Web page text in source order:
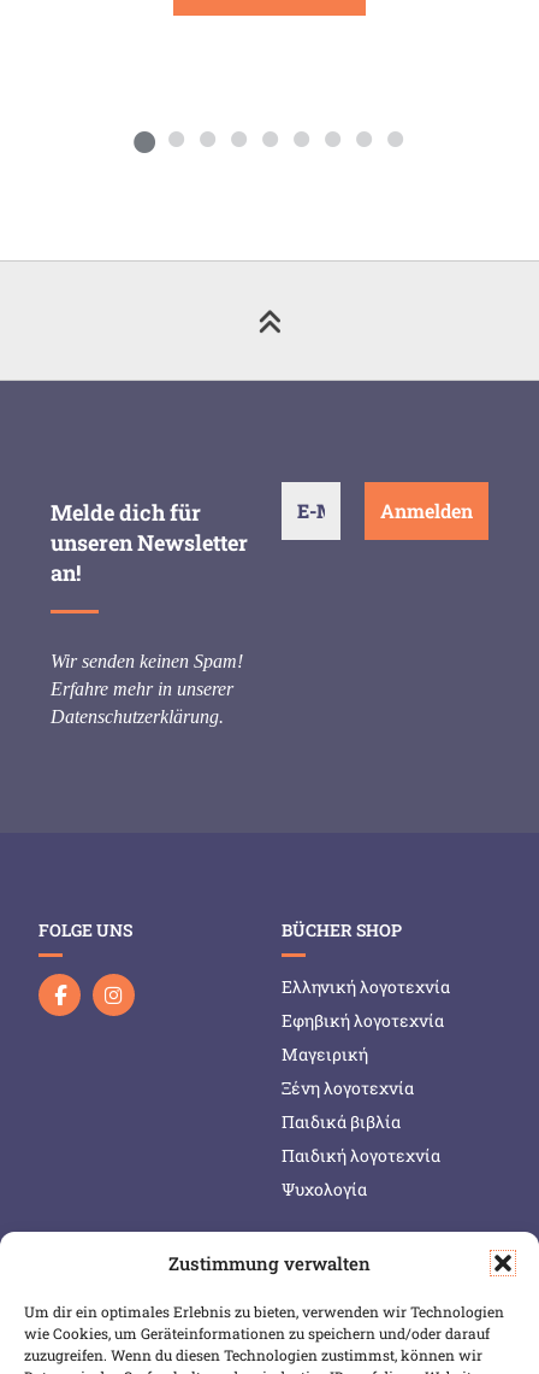
Zustimmung verwalten
Um dir ein optimales Erlebnis zu bieten, verwenden wir Technologien
wie Cookies, um Geräteinformationen zu speichern und/oder darauf
zuzugreifen. Wenn du diesen Technologien zustimmst, können wir
Melde dich für
unseren Newsletter
an!
Wir senden keinen Spam!
Erfahre mehr in unserer
Datenschutzerklärung.
FOLGE UNS BÜCHER SHOP
Ελληνική λογοτεχνία
Εφηβική λογοτεχνία
Μαγειρική
Ξένη λογοτεχνία
Παιδικά βιβλία
Παιδική λογοτεχνία
Ψυχολογία
SERVICE & INFOS
Warenkorb
Wunschliste
SICHER BEZAHLEN